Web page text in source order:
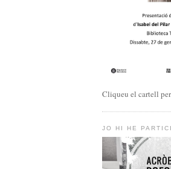
Cliqueu el cartell
JO HI HE